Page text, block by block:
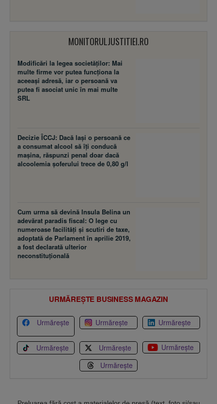
MONITORULJUSTITIEI.RO
Modificări la legea societăţilor: Mai
multe firme vor putea funcţiona la
aceeaşi adresă, iar o persoană va
putea fi asociat unic în mai multe
SRL
Decizie ÎCCJ: Dacă laşi o persoană ce
a consumat alcool să îţi conducă
maşina, răspunzi penal doar dacă
alcoolemia şoferului trece de 0,80 g/l
Cum urma să devină Insula Belina un
adevărat paradis fiscal: O lege cu
numeroase facilităţi şi scutiri de taxe,
adoptată de Parlament în aprilie 2019,
a fost declarată ulterior
neconstituţională
URMĂREȘTE BUSINESS MAGAZIN
Urmărește Urmărește Urmărește
Urmărește Urmărește
Urmărește
Urmărește